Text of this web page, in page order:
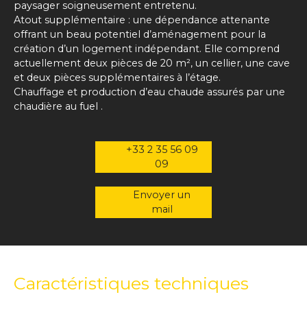
paysager soigneusement entretenu.
Atout supplémentaire : une dépendance attenante
offrant un beau potentiel d’aménagement pour la
création d’un logement indépendant. Elle comprend
actuellement deux pièces de 20 m², un cellier, une cave
et deux pièces supplémentaires à l’étage.
Chauffage et production d’eau chaude assurés par une
chaudière au fuel .
+33 2 35 56 09
09
Envoyer un
mail
Caractéristiques techniques